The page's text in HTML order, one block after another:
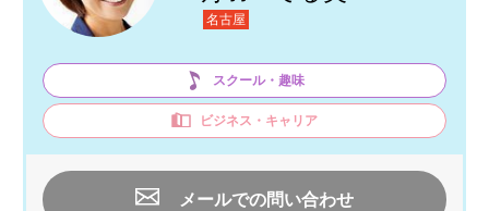
名古屋
スクール・趣味
ビジネス・キャリア
メールでの問い合わせ